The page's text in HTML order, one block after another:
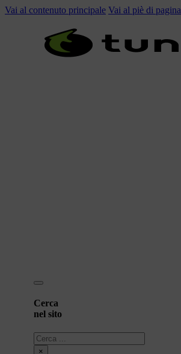
Vai al contenuto principale Vai al piè di pagina
Cerca
nel sito
Cerca
×